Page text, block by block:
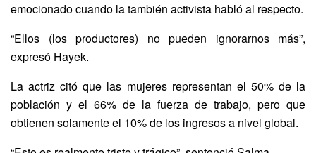
emocionado cuando la también activista habló al respecto.
“Ellos (los productores) no pueden ignorarnos más”,
expresó Hayek.
La actriz citó que las mujeres representan el 50% de la
población y el 66% de la fuerza de trabajo, pero que
obtienen solamente el 10% de los ingresos a nivel global.